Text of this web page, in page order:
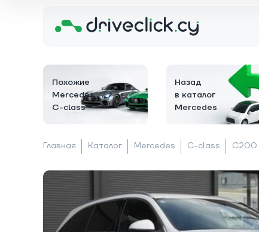
Похожие
Mercedes
C-class
Назад
в каталог
Mercedes
Главная Каталог Mercedes C-class C200